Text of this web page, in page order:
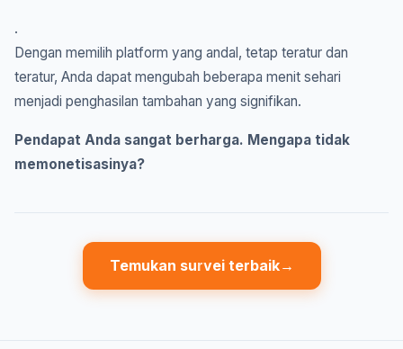
.
Dengan memilih platform yang andal, tetap teratur dan
teratur, Anda dapat mengubah beberapa menit sehari
menjadi penghasilan tambahan yang signifikan.
Pendapat Anda sangat berharga. Mengapa tidak
memonetisasinya?
Temukan survei terbaik→